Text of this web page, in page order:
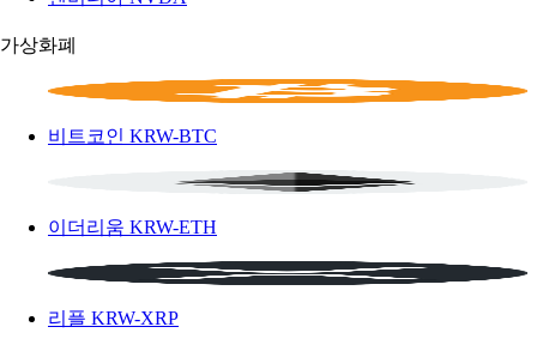
가상화폐
비트코인 KRW-BTC
이더리움 KRW-ETH
리플 KRW-XRP